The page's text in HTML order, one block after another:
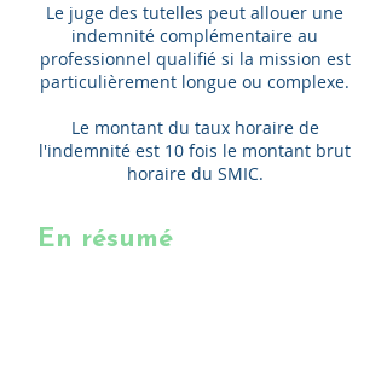
Le juge des tutelles peut allouer une
indemnité complémentaire au
professionnel qualifié si la mission est
particulièrement longue ou complexe.
Le montant du taux horaire de
l'indemnité est 10 fois le montant brut
horaire du SMIC.
En résumé